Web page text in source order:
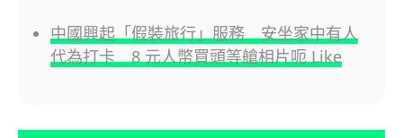
中國興起「假裝旅行」服務 安坐家中有人
代為打卡 8 元人幣買頭等艙相片呃 Like